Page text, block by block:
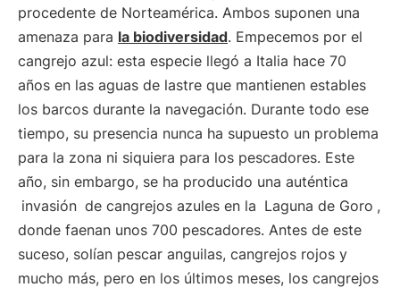
procedente de Norteamérica. Ambos suponen una
amenaza para la biodiversidad. Empecemos por el
cangrejo azul: esta especie llegó a Italia hace 70
años en las aguas de lastre que mantienen estables
los barcos durante la navegación. Durante todo ese
tiempo, su presencia nunca ha supuesto un problema
para la zona ni siquiera para los pescadores. Este
año, sin embargo, se ha producido una auténtica
invasión de cangrejos azules en la Laguna de Goro ,
donde faenan unos 700 pescadores. Antes de este
suceso, solían pescar anguilas, cangrejos rojos y
mucho más, pero en los últimos meses, los cangrejos